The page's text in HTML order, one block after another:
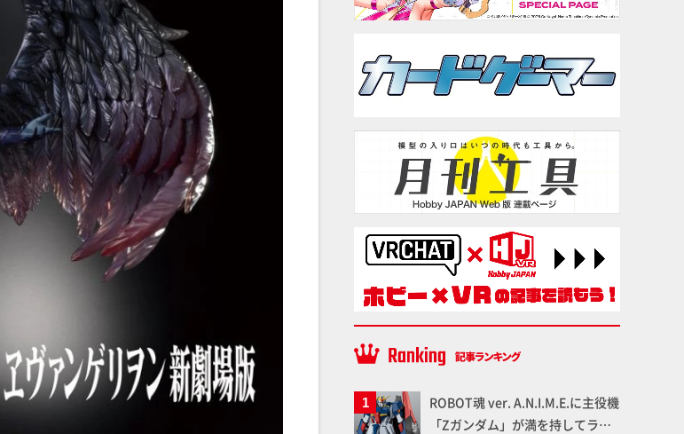
ROBOT魂 ver. A.N.I.M.E.に主役機
「Zガンダム」が満を持してライ